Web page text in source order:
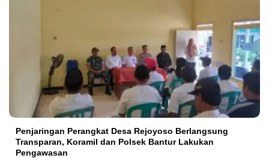
Penjaringan Perangkat Desa Rejoyoso Berlangsung
Transparan, Koramil dan Polsek Bantur Lakukan
Pengawasan